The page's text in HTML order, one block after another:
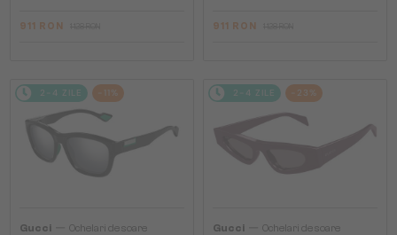
911 RON 911 RON
2-4 ZILE -11%
Gucci
Ochelari de soare
2-4 ZILE -23%
Gucci
Ochelari de soare